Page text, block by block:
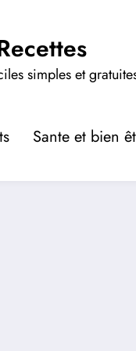
simples et
Sante et bien